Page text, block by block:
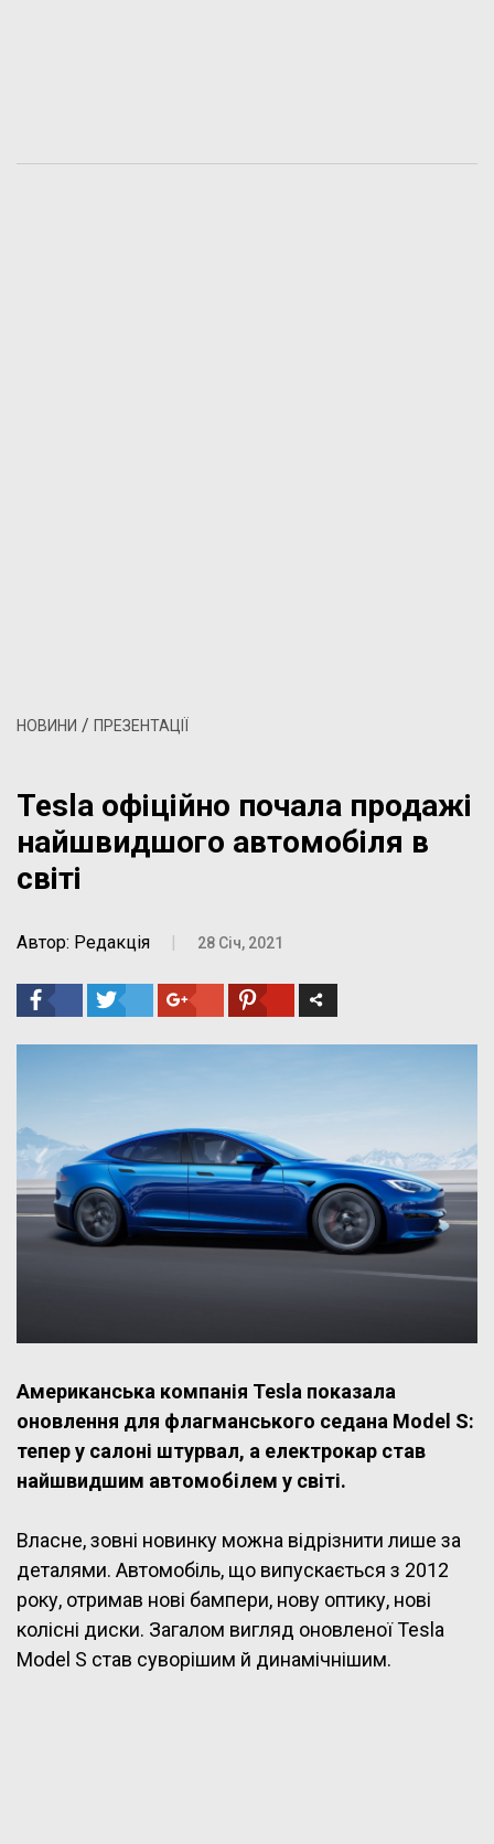
НОВИНИ / ПРЕЗЕНТАЦІЇ
Tesla офіційно почала продажі
найшвидшого автомобіля в
світі
Автор: Редакція | 28 Січ, 2021
Американська компанія Tesla показала
оновлення для флагманського седана Model S:
тепер у салоні штурвал, а електрокар став
найшвидшим автомобілем у світі.
Власне, зовні новинку можна відрізнити лише за
деталями. Автомобіль, що випускається з 2012
року, отримав нові бампери, нову оптику, нові
колісні диски. Загалом вигляд оновленої Tesla
Model S став суворішим й динамічнішим.